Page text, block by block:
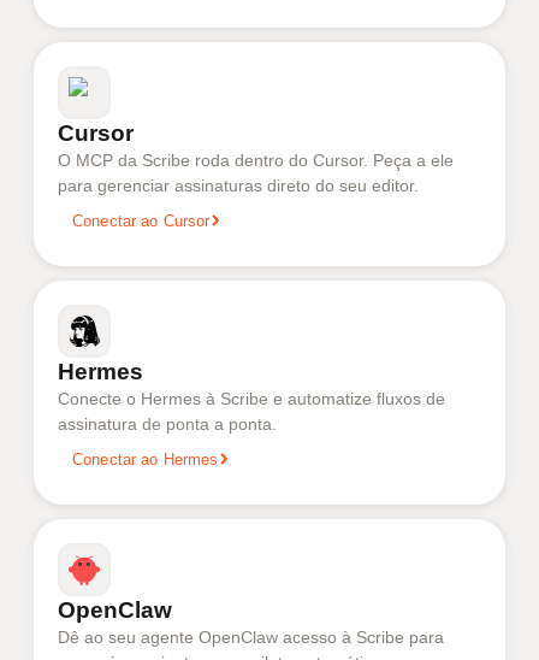
Cursor
O MCP da Scribe roda dentro do Cursor. Peça a ele
para gerenciar assinaturas direto do seu editor.
Conectar ao Cursor
Hermes
Conecte o Hermes à Scribe e automatize fluxos de
assinatura de ponta a ponta.
Conectar ao Hermes
OpenClaw
Dê ao seu agente OpenClaw acesso à Scribe para